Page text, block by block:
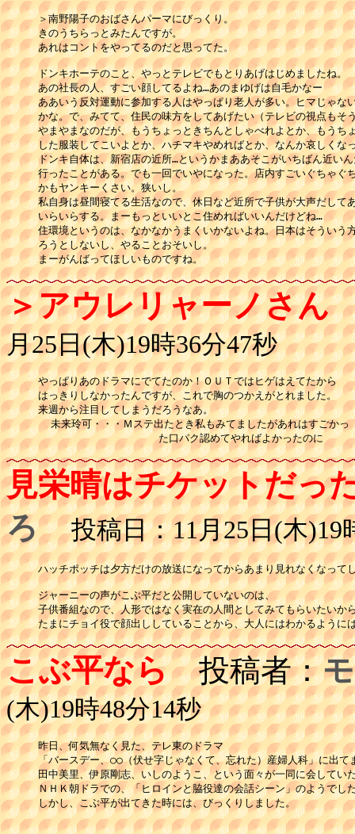
＞南野陽子のおばさんパーマにびっくり。
きのうちらっとみたんですが。
あれはコントをやってるのだと思ってた。
ドンキホーテのこと、やっとテレビでもとりあげはじめましたね。
あの社長の人、すごい顔してるよね…あのまゆげは自毛かなー
ああいう反対運動に参加する人はやっぱり老人が多い。ヒマじゃな
かな。で、みてて、住民の味方をしてあげたい（テレビの視点もそ
やまやまなのだが、もうちょっときちんとしゃべれよとか、もうち
した服装してこいよとか、ハチマキやめればとか、なんか哀しくな
ドンキ自体は、新宿店の近所…というかまああそこがいちばん近い
行ったことがある。でも一回でいやになった。店内すごいぐちゃぐ
かもヤンキーくさい。狭いし。
私自身は昼間寝てる生活なので、休日など近所で子供が大声だして
いらいらする。まーもっといいとこ住めればいいんだけどね…
住環境というのは、なかなかうまくいかないよね。日本はそういう
ろうとしないし、やることおそいし。
＞アウレリャーノさん
月25日(木)19時36分47秒
やっぱりあのドラマにでてたのか！ＯＵＴではヒゲはえてたから
はっきりしなかったんですが、これで胸のつかえがとれました。
来週から注目してしまうだろうなあ。
  未来玲可・・・Ｍステ出たとき私もみてましたがあれはすごかっ
                   た口パク認めてやればよかったのに
見栄晴はチケットだっ
ろ 投稿日：11月25日(木)19
ハッチポッチは夕方だけの放送になってからあまり見れなくなって
ジャーニーの声がこぶ平だと公開していないのは、
子供番組なので、人形ではなく実在の人間としてみてもらいたいか
たまにチョイ役で顔出ししていることから、大人にはわかるように
こぶ平なら投稿者：
(木)19時48分14秒
昨日、何気無なく見た、テレ東のドラマ
「バースデー、○○（伏せ字じゃなくて、忘れた）産婦人科」に出て
田中美里、伊原剛志、いしのようこ、という面々が一同に会してい
ＮＨＫ朝ドラでの、「ヒロインと脇役達の会話シーン」のようでし
しかし、こぶ平が出てきた時には、びっくりしました。